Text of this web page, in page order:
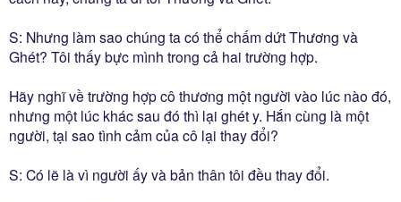
S: Nhưng làm sao chúng ta có thể chấm dứt Thương và
Ghét? Tôi thấy bực mình trong cả hai trường hợp.
Hãy nghĩ về trường hợp cô thương một người vào lúc nào đó,
nhưng một lúc khác sau đó thì lại ghét y. Hắn cùng là một
người, tại sao tình cảm của cô lại thay đổi?
S: Có lẽ là vì người ấy và bản thân tôi đều thay đổi.